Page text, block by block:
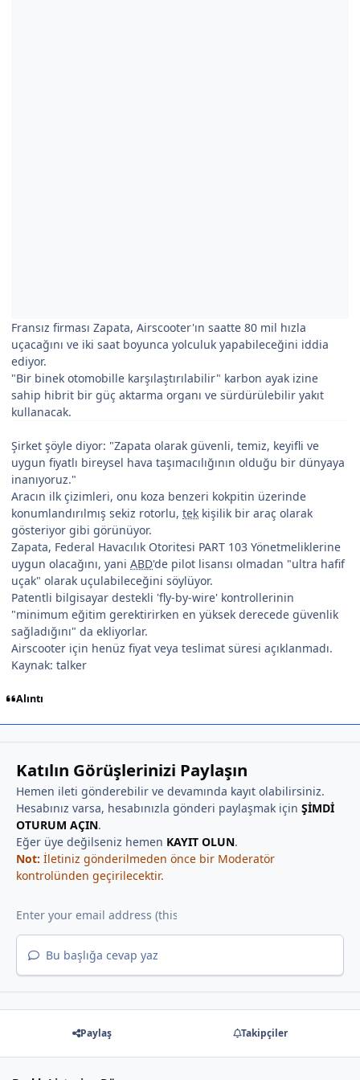
Fransız firması Zapata, Airscooter'ın saatte 80 mil hızla
uçacağını ve iki saat boyunca yolculuk yapabileceğini iddia
ediyor.
"Bir binek otomobille karşılaştırılabilir" karbon ayak izine
sahip hibrit bir güç aktarma organı ve sürdürülebilir yakıt
kullanacak.
Şirket şöyle diyor: "Zapata olarak güvenli, temiz, keyifli ve
uygun fiyatlı bireysel hava taşımacılığının olduğu bir dünyaya
inanıyoruz."
Aracın ilk çizimleri, onu koza benzeri kokpitin üzerinde
konumlandırılmış sekiz rotorlu, tek kişilik bir araç olarak
gösteriyor gibi görünüyor.
Zapata, Federal Havacılık Otoritesi PART 103 Yönetmeliklerine
uygun olacağını, yani ABD'de pilot lisansı olmadan "ultra hafif
uçak" olarak uçulabileceğini söylüyor.
Patentli bilgisayar destekli 'fly-by-wire' kontrollerinin
"minimum eğitim gerektirirken en yüksek derecede güvenlik
sağladığını" da ekliyorlar.
Airscooter için henüz fiyat veya teslimat süresi açıklanmadı.
Kaynak: talker
Alıntı
Katılın Görüşlerinizi Paylaşın
Hemen ileti gönderebilir ve devamında kayıt olabilirsiniz.
Hesabınız varsa, hesabınızla gönderi paylaşmak için ŞİMDİ
OTURUM AÇIN.
Eğer üye değilseniz hemen KAYIT OLUN.
Not: İletiniz gönderilmeden önce bir Moderatör
kontrolünden geçirilecektir.
Bu başlığa cevap yaz
Paylaş Takipçiler